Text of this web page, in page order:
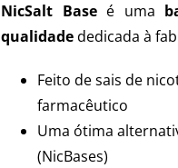
NicSalt Baseé uma
qualidadededicada à
Feito de sais de
farmacêutico
Uma ótima
(NicBases)